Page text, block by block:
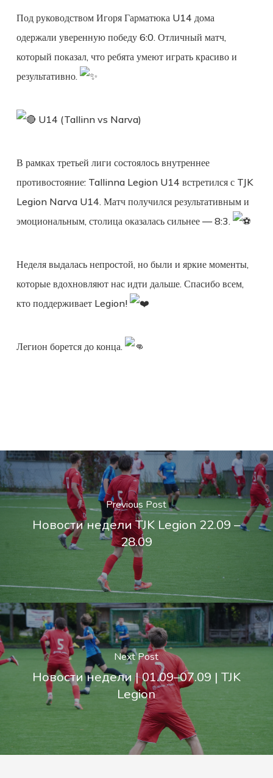
Под руководством Игоря Гарматюка U14 дома
одержали уверенную победу 6:0. Отличный матч,
который показал, что ребята умеют играть красиво и
результативно.
U14 (Tallinn vs Narva)
В рамках третьей лиги состоялось внутреннее
противостояние: Tallinna Legion U14 встретился с TJK
Legion Narva U14. Матч получился результативным и
эмоциональным, столица оказалась сильнее — 8:3.
Неделя выдалась непростой, но были и яркие моменты,
которые вдохновляют нас идти дальше. Спасибо всем,
кто поддерживает Legion!
Легион борется до конца.
Previous Post
Новости недели TJK Legion 22.09 –
28.09
Next Post
Новости недели | 01.09–07.09 | TJK
Legion